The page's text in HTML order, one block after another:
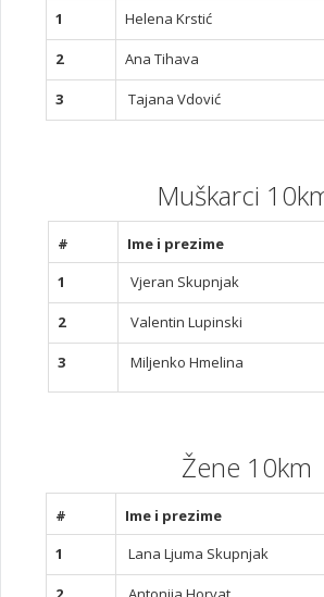
1
Helena Krstić
2 Ana Tihava
3 Tajana Vdović
Muškarci
# Ime i prezime
1
Vjeran Skupnjak
2 Valentin Lupinski
3 Miljenko Hmelina
Žene 10km
# Ime i prezime
1
Lana Ljuma Skupnjak